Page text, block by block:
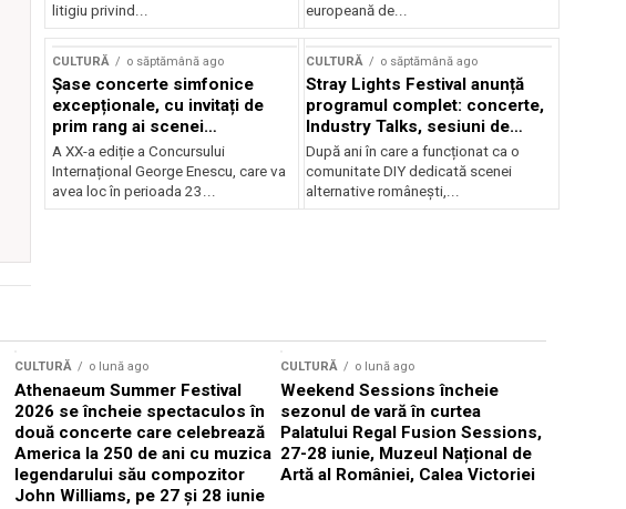
litigiu privind...
europeană de...
CULTURĂ o săptămână ago
Șase concerte simfonice
excepționale, cu invitați de
prim rang ai scenei
internaționale și ansambluri
orchestrale românești de
prestigiu, în programul
Concursului Enescu 2026
A XX-a ediție a Concursului
Internațional George Enescu, care va
avea loc în perioada 23...
CULTURĂ o săptămână ago
Stray Lights Festival anunță
programul complet: concerte,
Industry Talks, sesiuni de
audiție și noi opțiuni de
participare pentru public
După ani în care a funcționat ca o
comunitate DIY dedicată scenei
alternative românești,...
CULTURĂ o lună ago
Athenaeum Summer Festival
2026 se încheie spectaculos în
două concerte care celebrează
America la 250 de ani cu muzica
legendarului său compozitor
John Williams, pe 27 și 28 iunie
CULTURĂ o lună ago
Weekend Sessions încheie
sezonul de vară în curtea
Palatului Regal Fusion Sessions,
27-28 iunie, Muzeul Național de
Artă al României, Calea Victoriei